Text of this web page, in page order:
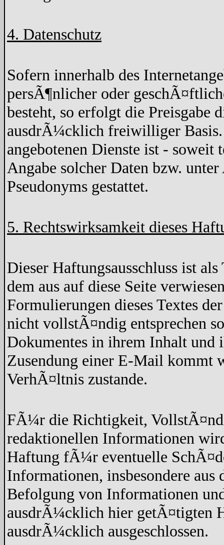
4. Datenschutz
Sofern innerhalb des
persÃ¶nlicher oder
besteht, so erfolgt die Preisgabe
ausdrÃ¼cklich freiwilliger Basis.
angebotenen Dienste ist -
Angabe solcher Daten bzw.
Pseudonyms gestattet.
5. Rechtswirksamkeit dieses
Dieser Haftungsausschluss ist
dem aus auf diese Seite
Formulierungen dieses Textes
nicht vollstÃ¤ndig entsprechen
Dokumentes in ihrem Inhalt
Zusendung einer E-Mail kommt
VerhÃ¤ltnis zustande.
FÃ¼r die Richtigkeit,
redaktionellen Informationen
Haftung fÃ¼r eventuelle
Informationen, insbesondere
Befolgung von Informationen
ausdrÃ¼cklich hier getÃ¤tigten
ausdrÃ¼cklich ausgeschlossen.